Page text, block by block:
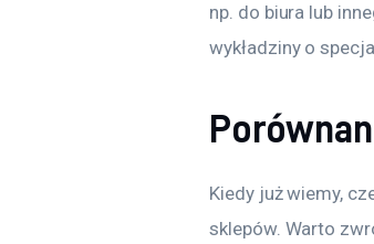
np. do biura lub
wykładziny o
Kiedy już wiemy,
sklepów. Warto